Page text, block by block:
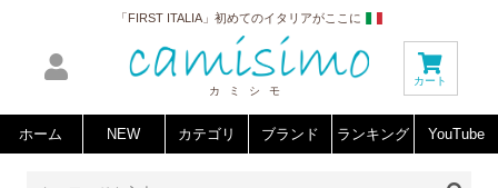
「FIRST ITALIA」初めてのイタリアがここに
カミシモ
カート
ホーム NEW カテゴリ ブランド ランキング YouTube